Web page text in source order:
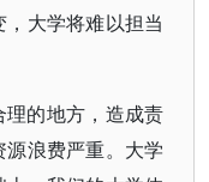
大学将难以担当
的地方，造成责
浪费严重。大学